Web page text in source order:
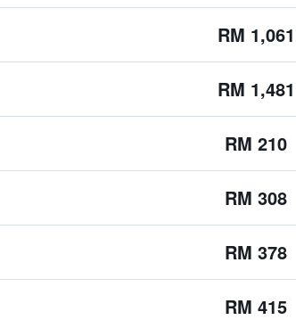
RM 1,061
RM 1,481
RM 210
RM 308
RM 378
RM 415